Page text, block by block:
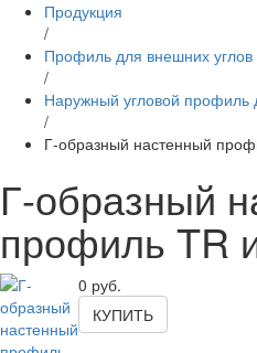
Продукция
/
Профиль для внешних углов
/
Наружный угловой профиль
/
Г-образный настенный
Г-образный
профиль TR
0 руб.
КУПИТЬ